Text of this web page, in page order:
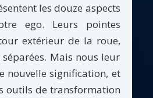
les douze aspects
ego. Leurs pointes
extérieur de la roue,
Mais nous leur
nouvelle signification, et
outils de transformation